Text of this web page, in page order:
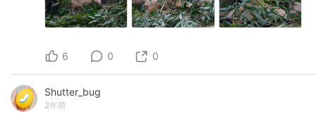
6 0 0
Shutter_bug
2年前